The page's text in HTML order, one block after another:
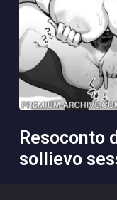
resoconto delle mie mansioni di
sollievo